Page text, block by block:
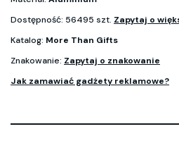
Dostępność: 56495 szt. Zapytaj o
Katalog: More Than Gifts
Znakowanie: Zapytaj o znakowanie
Jak zamawiać gadżety reklamowe?